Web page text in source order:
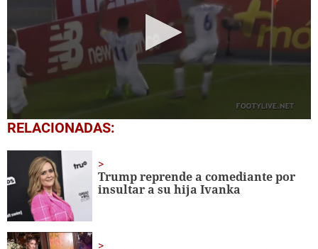
0
seconds
minutes,
41
seconds
RELACIONADAS:
Trump reprende a comediante por
insultar a su hija Ivanka